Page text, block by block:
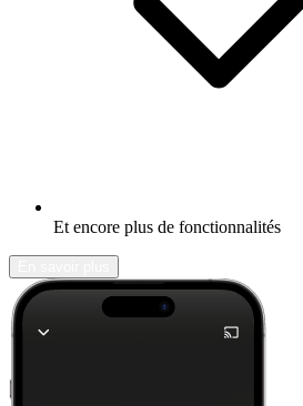
Et encore plus de fonctionnalités